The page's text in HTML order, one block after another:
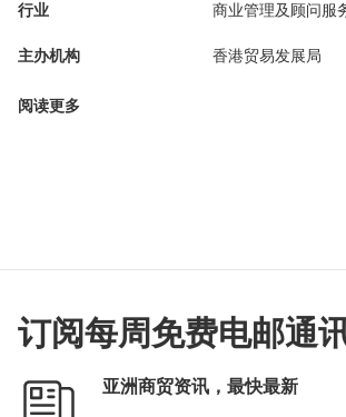
行业 商业管理及顾问服
主办机构 香港贸易发展局
阅读更多
订阅每周免费电邮通
亚洲商贸资讯，最快最新